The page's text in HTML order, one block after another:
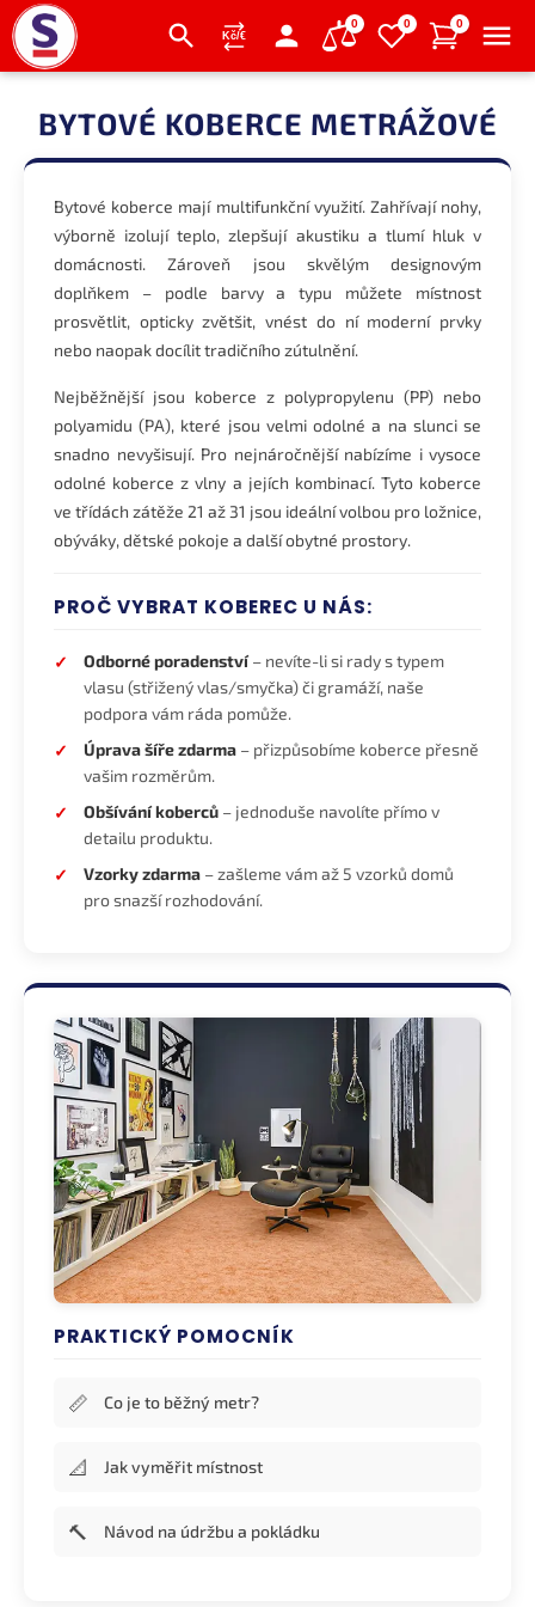
0 0 0
obsahBYTOVÉ KOBERCE METRÁŽOVÉ
Bytové koberce mají multifunkční využití. Zahřívají nohy,
výborně izolují teplo, zlepšují akustiku a tlumí hluk v
domácnosti. Zároveň jsou skvělým designovým
doplňkem – podle barvy a typu můžete místnost
prosvětlit, opticky zvětšit, vnést do ní moderní prvky
nebo naopak docílit tradičního zútulnění.
Nejběžnější jsou koberce z polypropylenu (PP) nebo
polyamidu (PA), které jsou velmi odolné a na slunci se
snadno nevyšisují. Pro nejnáročnější nabízíme i vysoce
odolné koberce z vlny a jejích kombinací. Tyto koberce
ve třídách zátěže 21 až 31 jsou ideální volbou pro ložnice,
obýváky, dětské pokoje a další obytné prostory.
PROČ VYBRAT KOBEREC U NÁS:
Odborné poradenství– nevíte-li si rady s typem
vlasu (střižený vlas/smyčka) či gramáží, naše
podpora vám ráda pomůže.
Úprava šíře zdarma – přizpůsobíme koberce přesně
vašim rozměrům.
Obšívání koberců – jednoduše navolíte přímo v
detailu produktu.
Vzorky zdarma – zašleme vám až 5 vzorků domů
pro snazší rozhodování.
PRAKTICKÝ POMOCNÍK
📏 Co je to běžný metr?
📐 Jak vyměřit místnost
🔨 Návod na údržbu a pokládku